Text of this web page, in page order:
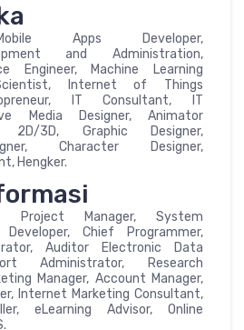
Apps Developer,
and Administration,
Engineer, Machine Learning
Internet of Things
IT Consultant, IT
Media Designer, Animator
2D/3D, Graphic Designer,
Character Designer,
Hengker.
Project Manager, System
Chief Programmer,
Auditor Electronic Data
Administrator, Research
Manager, Account Manager,
Internet Marketing Consultant,
eLearning Advisor, Online